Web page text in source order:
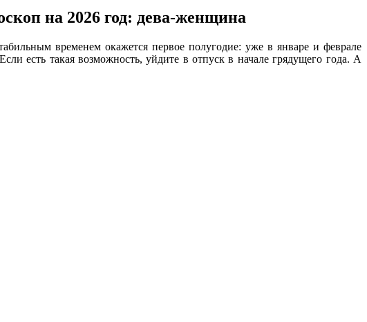
временем окажется первое полугодие: уже в январе и феврале
есть такая возможность, уйдите в отпуск в начале грядущего года. А